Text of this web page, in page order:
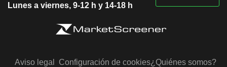
Lunes a viernes, 9-12 h y 14-18 h
Aviso legal Configuración de cookies¿Quiénes somos?